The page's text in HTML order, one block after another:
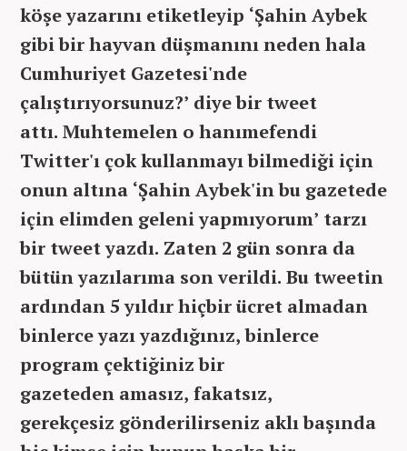
köşe yazarını etiketleyip ‘Şahin Aybek
gibi bir hayvan düşmanını neden hala
Cumhuriyet Gazetesi'nde
çalıştırıyorsunuz?’ diye bir tweet
attı. Muhtemelen o hanımefendi
Twitter'ı çok kullanmayı bilmediği için
onun altına ‘Şahin Aybek'in bu gazetede
için elimden geleni yapmıyorum’ tarzı
bir tweet yazdı. Zaten 2 gün sonra da
bütün yazılarıma son verildi. Bu tweetin
ardından5 yıldır hiçbir ücret almadan
binlerce yazı yazdığınız, binlerce
program çektiğiniz bir
gazeteden amasız, fakatsız,
gerekçesiz gönderilirseniz aklı başında